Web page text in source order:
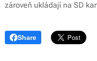
zároveň ukládají na SD
Share